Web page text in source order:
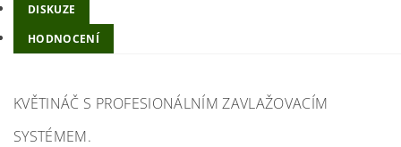
DISKUZE
HODNOCENÍ
KVĚTINÁČ S PROFESIONÁLNÍM ZAVLAŽOVACÍM
SYSTÉMEM.